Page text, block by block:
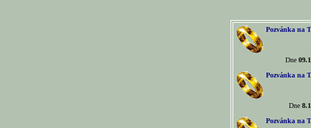
Pozvánka na
Dne
Pozvánka na
Dne
Pozvánka na